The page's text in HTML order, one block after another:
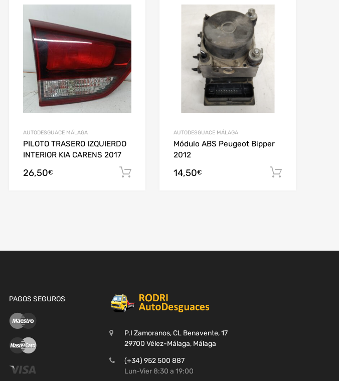
AUTODESGUACE MÁLAGA
PILOTO TRASERO IZQUIERDO
INTERIOR KIA CARENS 2017
26,50€ Añadir al carrito
AUTODESGUACE MÁLAGA
Módulo ABS Peugeot Bipper
2012
14,50€
PAGOS SEGUROS
P.I Zamoranos, CL Benavente, 17
29700 Vélez-Málaga, Málaga
(+34) 952 500 887
Lun-Vier 8:30 a 19:00